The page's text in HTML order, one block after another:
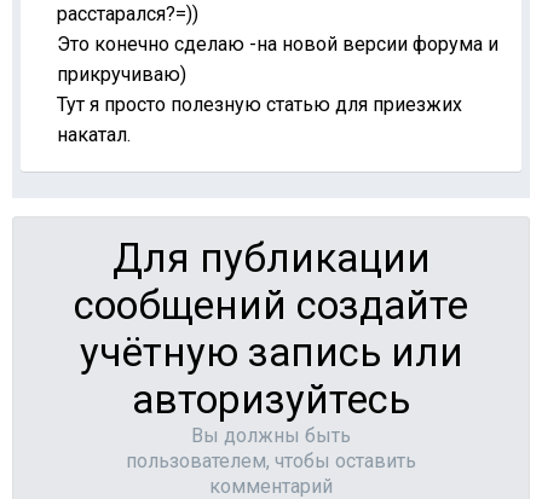
расстарался?=))
Это конечно сделаю -на новой версии форума и
прикручиваю)
Тут я просто полезную статью для приезжих
накатал.
Для публикации
сообщений создайте
учётную запись или
авторизуйтесь
Вы должны быть
пользователем, чтобы оставить
комментарий